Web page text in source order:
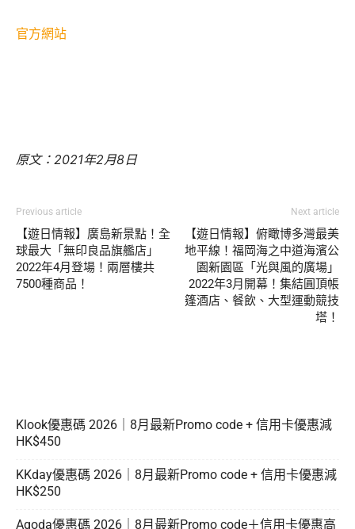
官方網站
原文：2021年2月8日
Previous article
【遊日情報】廣島新景點！全
球最大「無印良品旗艦店」
2022年4月登場！兩層樓共
7500種商品！
Next article
【遊日情報】俯瞰博多灣最美
地平線！福岡海之中道海濱公
園新園區「光與風的廣場」
2022年3月開幕！集結圓頂帳
篷酒店、餐飲、大型運動競技
塔！
Klook優惠碼 2026｜8月最新Promo code + 信用卡優惠減
HK$450
KKday優惠碼 2026｜8月最新Promo code + 信用卡優惠減
HK$250
Agoda優惠碼 2026｜8月最新Promo code＋信用卡優惠高